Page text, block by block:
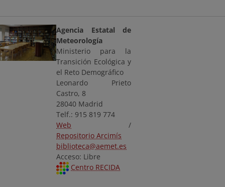
Agencia Estatal de
Meteorología
Ministerio para la
Transición Ecológica y
el Reto Demográfico
Leonardo Prieto
Castro, 8
28040 Madrid
Telf.: 915 819 774
Web /
Repositorio Arcimís
biblioteca@aemet.es
Acceso: Libre
Centro RECIDA